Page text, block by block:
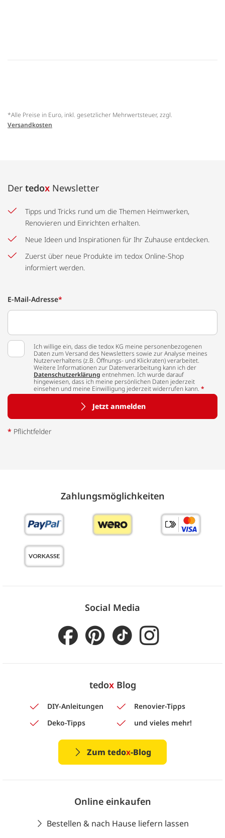
*Alle Preise in Euro, inkl. gesetzlicher Mehrwertsteuer, zzgl.
Versandkosten
Der tedox Newsletter
Tipps und Tricks rund um die Themen Heimwerken,
Renovieren und Einrichten erhalten.
Neue Ideen und Inspirationen für Ihr Zuhause entdecken.
Zuerst über neue Produkte im tedox Online-Shop
informiert werden.
E-Mail-Adresse*
Ich willige ein, dass die tedox KG meine personenbezogenen
Daten zum Versand des Newsletters sowie zur Analyse meines
Nutzerverhaltens (z.B. Öffnungs- und Klickraten) verarbeitet.
Weitere Informationen zur Datenverarbeitung kann ich der
Datenschutzerklärung entnehmen. Ich wurde darauf
hingewiesen, dass ich meine persönlichen Daten jederzeit
einsehen und meine Einwilligung jederzeit widerrufen kann. *
Jetzt anmelden
* Pflichtfelder
Zahlungs­möglich­keiten
Social Media
tedoxBlog
DIY-Anleitungen
Renovier-Tipps
Deko-Tipps
und vieles mehr!
Zum tedox-Blog
Online einkaufen
Bestellen & nach Hause liefern lassen